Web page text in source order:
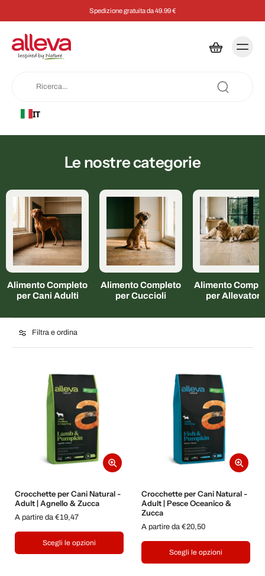
Spedizione gratuita da 49.99 €
IT
Le nostre categorie
Alimento Completo
per Cani Adulti
Alimento Completo
per Cuccioli
Alimento
per Allevatori
Filtra e ordina
Crocchette per Cani Natural -
Adult | Agnello & Zucca
A partire da €19,47
Scegli le opzioni
Crocchette per Cani Natural -
Adult | Pesce Oceanico &
Zucca
A partire da €20,50
Scegli le opzioni